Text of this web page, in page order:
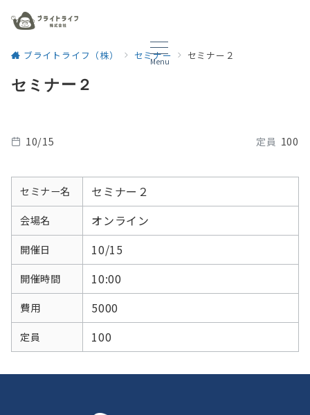
Menu
ブライトライフ（株） セミナー セミナー２
セミナー２
10/15 定員 100
セミナー名 セミナー２
会場名 オンライン
開催日 10/15
開催時間 10:00
費用 5000
定員 100